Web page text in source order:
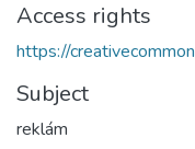
Access rights
https://
Subject
reklám